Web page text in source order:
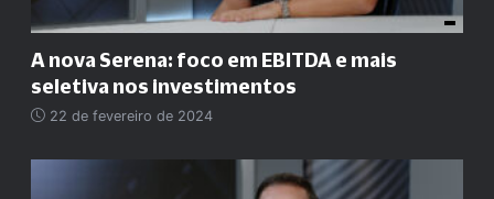
A nova Serena: foco em EBITDA e mais
seletiva nos investimentos
22 de fevereiro de 2024